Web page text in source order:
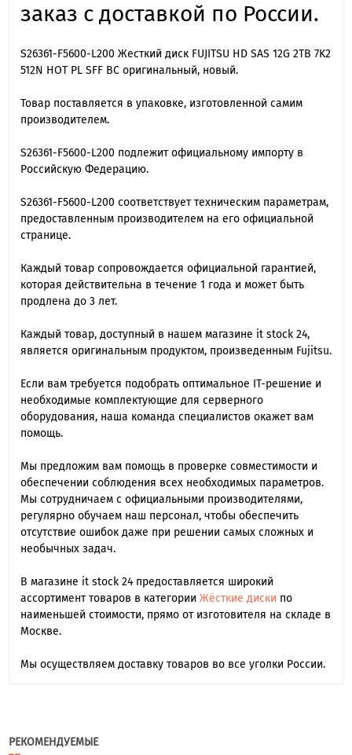
заказ с доставкой по России.
S26361-F5600-L200 Жесткий диск FUJITSU HD SAS 12G 2TB 7K2
512N HOT PL SFF BC оригинальный, новый.
Товар поставляется в упаковке, изготовленной самим
производителем.
S26361-F5600-L200 подлежит официальному импорту в
Российскую Федерацию.
S26361-F5600-L200 cоответствует техническим параметрам,
предоставленным производителем на его официальной
странице.
Каждый товар сопровождается официальной гарантией,
которая действительна в течение 1 года и может быть
продлена до 3 лет.
Каждый товар, доступный в нашем магазине it stock 24,
является оригинальным продуктом, произведенным Fujitsu.
Если вам требуется подобрать оптимальное IT-решение и
необходимые комплектующие для серверного
оборудования, наша команда специалиcтов окажет вам
помощь.
Мы предложим вам помощь в проверке совместимости и
обеспечении соблюдения всех необходимых параметров.
Мы сотрудничаем с официальными производителями,
регулярно обучаем наш персонал, чтобы обеспечить
отсутствие ошибок даже при решении самых сложных и
необычных задач.
В магазине it stock 24 предоставляется широкий
ассортимент товаров в категории Жёсткие диски по
наименьшей стоимости, прямо от изготовителя на складе в
Москве.
Мы осуществляем доставку товаров во все уголки России.
РЕКОМЕНДУЕМЫЕ